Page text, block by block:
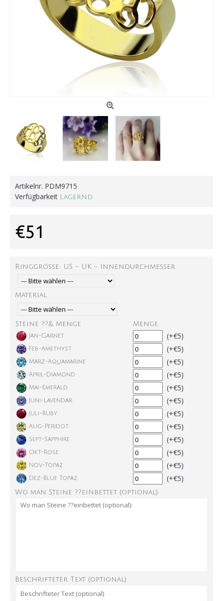
Artikelnr. PDM9715
Verfügbarkeit Lagernd
€51
Ringgröße: US - UK - Innendurchmesser
Material
Steine ??& Menge Menge
Jan-Garnet (+€5)
Feb-Amethyst (+€5)
März-Aquamarine (+€5)
April-Diamond (+€5)
Mai-Emerald (+€5)
Juni-Lavendar (+€5)
Juli-Ruby (+€5)
Aug-Peridot (+€5)
Sept-Sapphire (+€5)
Okt-Rose (+€5)
Nov-Topaz (+€5)
Dez-Blue Topaz (+€5)
Wo man Steine ??einbettet (optional):
Beschrifteter Text (optional)